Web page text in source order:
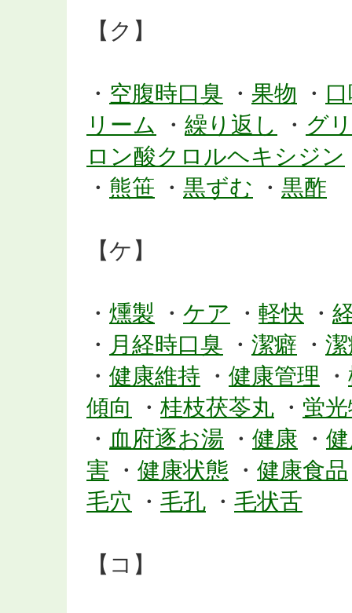
【ク】
・ 空腹時口臭 ・ 果物 ・
リーム
・ 繰り返し ・ グ
ロン酸クロルヘキシジン
・ 熊笹 ・ 黒ずむ ・ 黒酢
【ケ】
・ 燻製 ・ ケア ・ 軽快 ・
・ 月経時口臭 ・ 潔癖 ・
・ 健康維持 ・ 健康管理 ・
傾向
・ 桂枝茯苓丸 ・ 蛍
・ 血府逐お湯 ・ 健康 ・
害 ・ 健康状態 ・ 健康食品
毛穴 ・ 毛孔 ・ 毛状舌
【コ】